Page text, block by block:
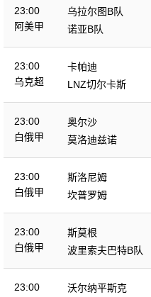
23:00
阿美甲
乌拉尔图B队
诺亚B队
23:00
乌克超
卡帕迪
LNZ切尔卡斯
23:00
白俄甲
奥尔沙
莫洛迪兹诺
23:00
白俄甲
斯洛尼姆
坎普罗姆
23:00
白俄甲
斯莫根
波里索夫巴特B队
23:00
沃尔纳平斯克